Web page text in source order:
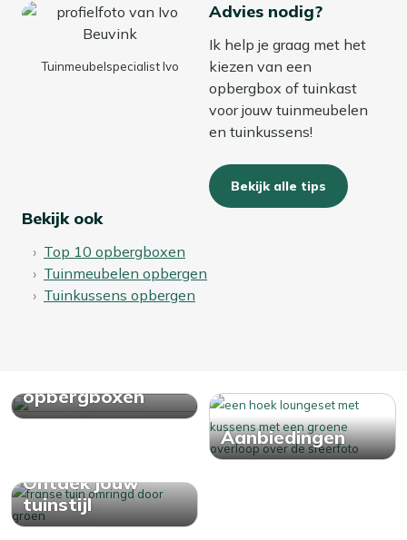
Tuinmeubelspecialist Ivo
Advies nodig?
Ik help je graag met het
kiezen van een
opbergbox of tuinkast
voor jouw tuinmeubelen
en tuinkussens!
Bekijk alle tips
Bekijk ook
Top 10 opbergboxen
Tuinmeubelen opbergen
Tuinkussens opbergen
opbergboxen
Aanbiedingen
Ontdek jouw
tuinstijl